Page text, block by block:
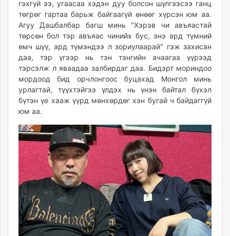
гэхгүй ээ, угаасаа хэдэн дуу болсон шүлгээсээ ганц
төгрөг гартаа барьж байгаагүй өнөөг хүрсэн юм аа.
Агуу Дашбалбар багш минь "Хэрэв чи авъяастай
төрсөн бол тэр авъяас чинийх бус, энэ ард түмний
өмч шүү, ард түмэндээ л зориулаарай" гэж захисан
даа, тэр үгээр нь тэн тэнгийн ачаагаа үүрээд
тэрсэлж л яваадаа залбирдаг даа. Бидэрт мориндоо
мордоод бид орчлонгоос буцахад Монгол минь
урлагтай, түүхтэйгээ үлдэх нь үнэн байтал бүхэл
бүтэн үе хааж үүрд мөнхөрдөг хэн бугай ч байдаггүй
юм аа.